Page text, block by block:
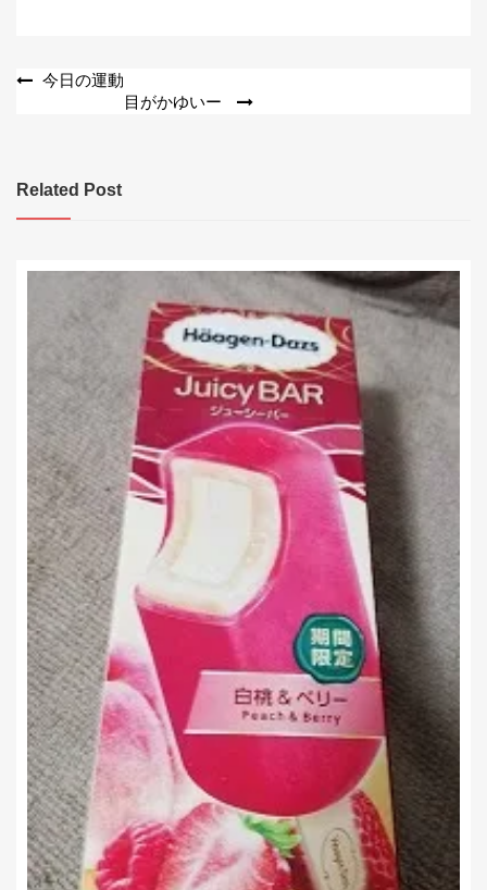
投
ビ
ゲ
今日の運動
目がかゆいー
Related Post